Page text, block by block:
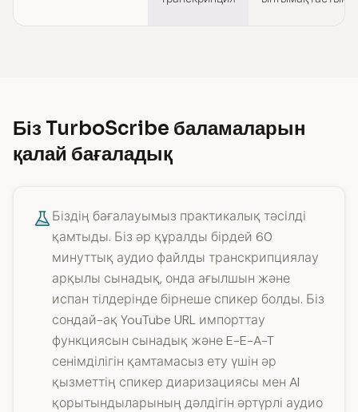
Біз TurboScribe баламаларын
қалай бағаладық
Біздің бағалауымыз практикалық тәсілді
қамтыды. Біз әр құралды бірдей 60
минуттық аудио файлды транскрипциялау
арқылы сынадық, онда ағылшын және
испан тілдерінде бірнеше спикер болды. Біз
сондай-ақ YouTube URL импорттау
функциясын сынадық және E-E-A-T
сенімділігін қамтамасыз ету үшін әр
қызметтің спикер диаризациясы мен AI
қорытындыларының дәлдігін әртүрлі аудио